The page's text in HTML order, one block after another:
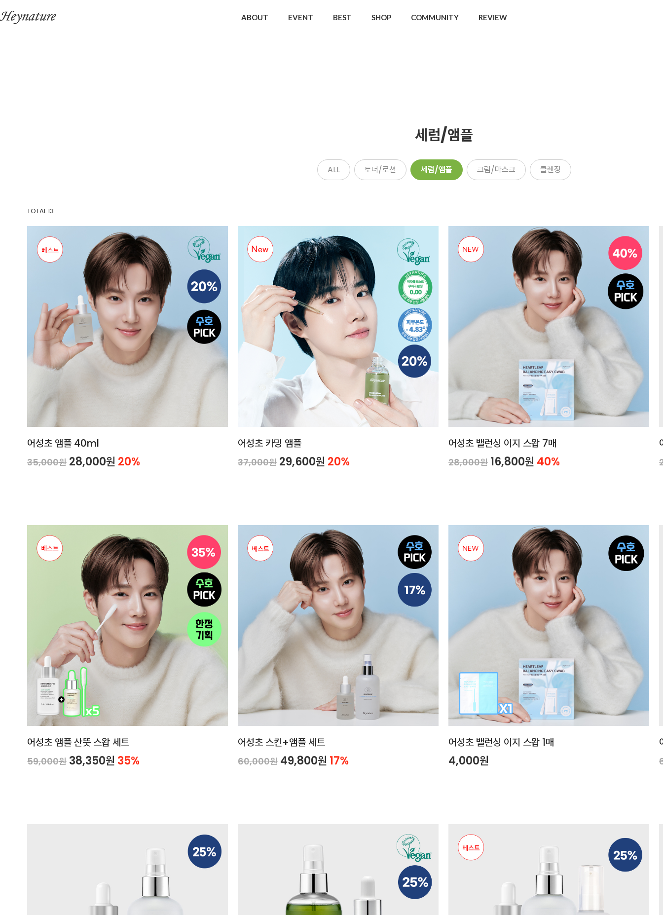
ABOUT EVENT BEST SHOP COMMUNITY REVIEW
세럼/앰플
ALL 토너/로션 세럼/앰플 크림/마스크 클렌징
TOTAL13
어성초 앰플 40ml
35,000원 28,000원 20%
어성초 카밍 앰플
37,000원 29,600원 20%
어성초 밸런싱 이지 스왑 7매
28,000원 16,800원 40%
어성초 앰플 산뜻 스왑 세트
59,000원 38,350원 35%
어성초 스킨+앰플 세트
60,000원 49,800원 17%
어성초 밸런싱 이지 스왑 1매
4,000원